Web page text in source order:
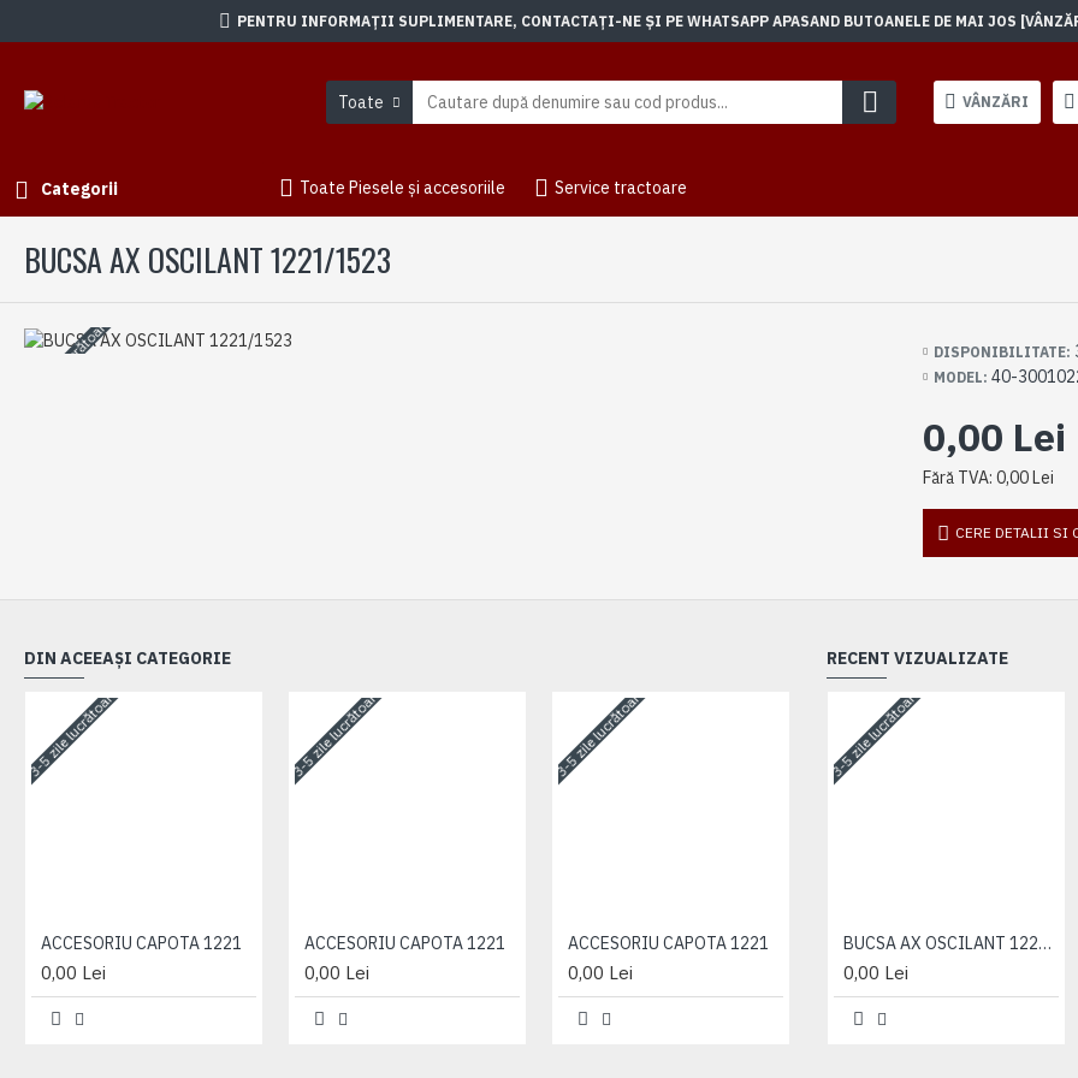
PENTRU INFORMAȚII SUPLIMENTARE, CONTACTAȚI-NE ȘI PE WHATSAPP APASAND BUTOANELE DE MAI JOS
Toate VÂNZĂRI
Categorii Toate Piesele și accesoriile Service tractoare
BUCSA AX OSCILANT 1221/1523
3-5 zile lucrătoare DISPONIBILITATE:
MODEL: 40-
0,00 Lei
Fără TVA: 0,00 Lei
CERE DETALII SI
DIN ACEEAȘI CATEGORIE
3-5 zile lucrătoare
ACCESORIU CAPOTA 1221
0,00 Lei
3-5 zile lucrătoare
ACCESORIU CAPOTA 1221
0,00 Lei
3-5 zile lucrătoare
ACCESORIU CAPOTA 1221
0,00 Lei
3-5 zile lucrătoare
ACCESORIU CAPOTA 1221
0,00 Lei
RECENT VIZUALIZATE
3-5 zile lucrătoare
BUCSA AX OSCILANT 1221/1523
0,00 Lei